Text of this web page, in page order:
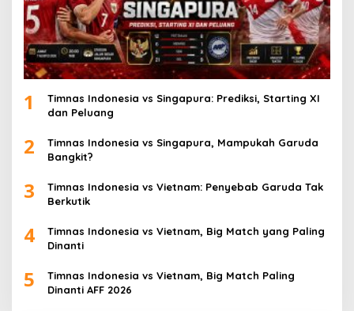
1
Timnas Indonesia vs Singapura: Prediksi, Starting XI
dan Peluang
2
Timnas Indonesia vs Singapura, Mampukah Garuda
Bangkit?
3
Timnas Indonesia vs Vietnam: Penyebab Garuda Tak
Berkutik
4
Timnas Indonesia vs Vietnam, Big Match yang Paling
Dinanti
5
Timnas Indonesia vs Vietnam, Big Match Paling
Dinanti AFF 2026